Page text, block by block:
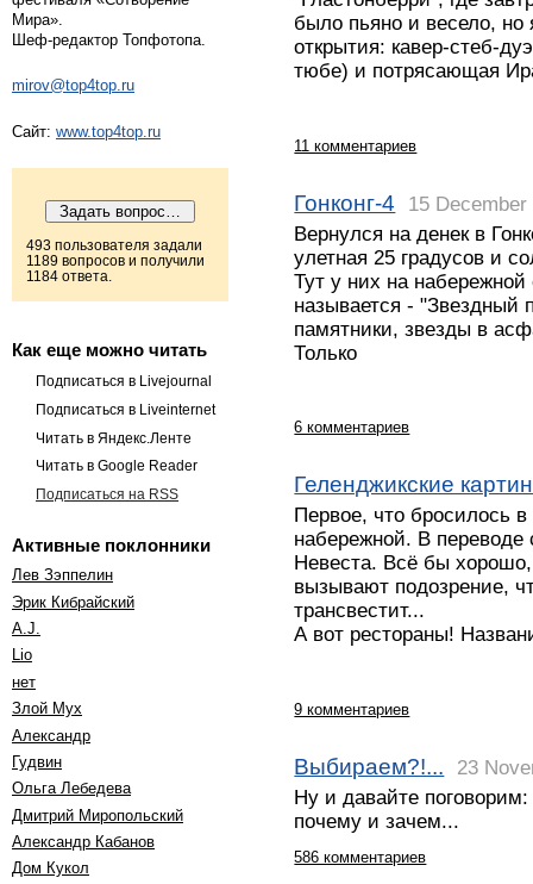
Мира».
Шеф-редактор Топфотопа.
mirov@top4top.ru
Сайт: www.top4top.ru
493 пользователя задали
1189 вопросов и получили
1184 ответа.
Как еще можно читать
Подписаться в Livejournal
Подписаться в Liveinternet
Читать в Яндекс.Ленте
Читать в Google Reader
Подписаться на RSS
Активные поклонники
Лев Зэппелин
Эрик Кибрайский
A.J.
Lio
нет
Злой Мух
Александр
Гудвин
Ольга Лебедева
Дмитрий Миропольский
Александр Кабанов
Дом Кукол
было пьяно и весело,
открытия: кавер-стеб-
тюбе) и потрясающая
11 комментариев
Гонконг-4
15 December
Вернулся на денек в
улетная 25 градусов и
Тут у них на
называется - "Звездный
памятники, звезды в
Только
6 комментариев
Геленджикские
Первое, что бросилось в
набережной. В переводе
Невеста. Всё бы
вызывают подозрение,
трансвестит...
А вот рестораны!
9 комментариев
Выбираем?!...
23
Ну и давайте поговорим:
почему и зачем...
586 комментариев